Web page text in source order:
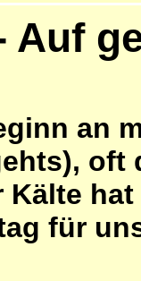
Auf
an
oft
Kälte
für